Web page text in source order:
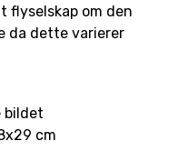
flyselskap om den
da dette varierer
bildet
cm